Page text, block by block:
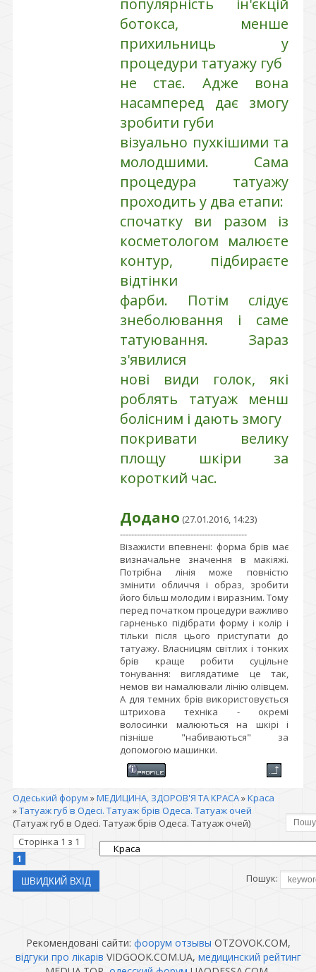
популярність ін'єкцій
ботокса, менше
прихильниць у
процедури татуажу губ
не стає. Адже вона
насамперед дає змогу
зробити губи
візуально пухкішими та
молодшими. Сама
процедура татуажу
проходить у два етапи:
спочатку ви разом із
косметологом малюєте
контур, підбираєте
відтінки
фарби. Потім слідує
знеболювання і саме
татуювання. Зараз
з'явилися
нові види голок, які
роблять татуаж менш
болісним і дають змогу
покривати велику
площу шкіри за
короткий час.
Додано (27.01.2016, 14:23)
---------------------------------------------
Візажисти впевнені: форма брів має
визначальне значення в макіяжі.
Потрібна лінія може повністю
змінити обличчя і образ, зробити
його більш молодим і виразним. Тому
перед початком процедури важливо
гарненько підібрати форму і колір і
тільки після цього приступати до
татуажу. Власницям світлих і тонких
брів краще робити суцільне
тонування: виглядатиме це так,
немов ви намалювали лінію олівцем.
А для темних брів використовується
штрихова техніка - окремі
волосинки малюються на шкірі і
пізніше "набиваються" за
допомогою машинки.
Одеський форум »МЕДИЦИНА, ЗДОРОВ'Я ТА КРАСА»Краса
»Татуаж губ в Одесі. Татуаж брів Одеса. Татуаж очей
(Татуаж губ в Одесі. Татуаж брів Одеса. Татуаж очей)
Сторінка 1 з 1
1
Пошук:
Рекомендовані сайти: фоорум отзывы OTZOVOK.COM,
відгуки про лікарів VIDGOOK.COM.UA, медицинский рейтинг